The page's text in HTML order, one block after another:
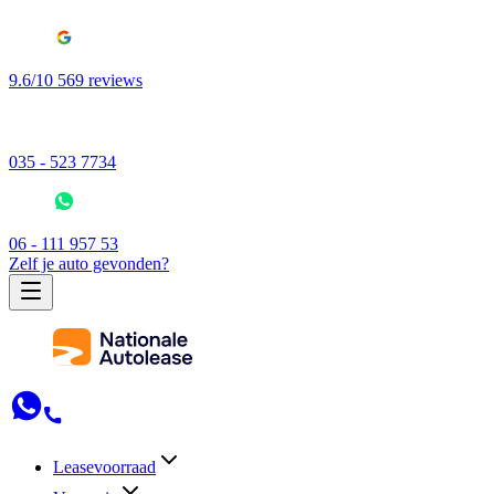
9.6/10 569 reviews
035 - 523 7734
06 - 111 957 53
Zelf je auto gevonden?
Leasevoorraad